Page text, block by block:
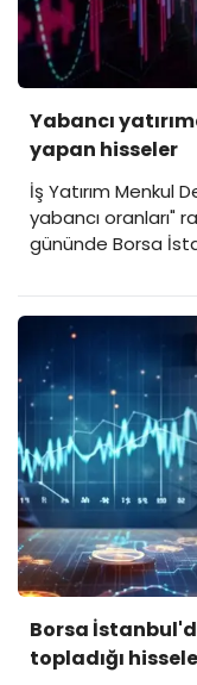
Yabancı
yapan hisseler
İş Yatırım Menkul
yabancı oranları"
gününde Borsa
genel düşüşe
yabancı alımları
Borsa
topladığı